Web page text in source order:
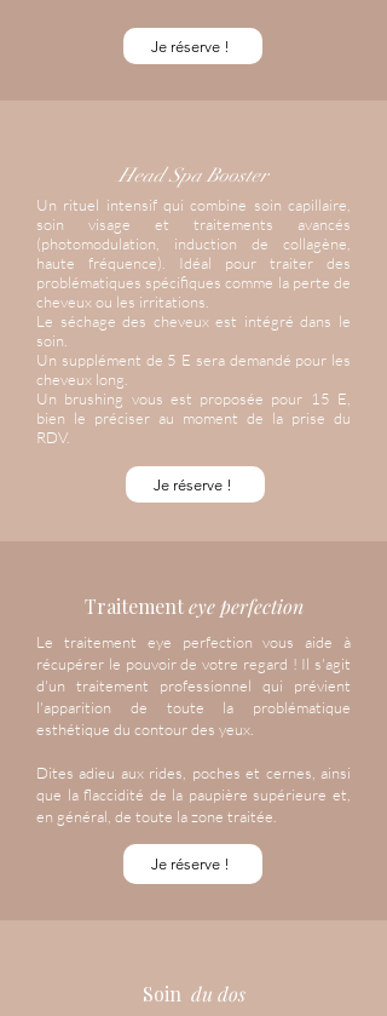
Je réserve !
Head Spa Booster
Un rituel intensif qui combine soin capillaire,
soin visage et traitements avancés
(photomodulation, induction de collagène,
haute fréquence). Idéal pour traiter des
problématiques spécifiques comme la perte de
cheveux ou les irritations.
Le séchage des cheveux est intégré dans le
soin.
Un supplément de 5 E sera demandé pour les
cheveux long.
Un brushing vous est proposée pour 15 E,
bien le préciser au moment de la prise du
RDV.
Je réserve !
Traitementeye perfection
Le traitement eye perfection vous aide à
récupérer le pouvoir de votre regard ! Il s'agit
d'un traitement professionnel qui prévient
l'apparition de toute la problématique
esthétique du contour des yeux.
Dites adieu aux rides, poches et cernes, ainsi
que la flaccidité de la paupière supérieure et,
en général, de toute la zone traitée.
Je réserve !
Soin du dos